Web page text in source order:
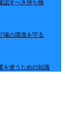
認すべき持ち物
場の環境を守る
を使うための知識